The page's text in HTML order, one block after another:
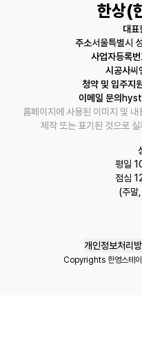
한상(
대표
주소서울특별시
사업자등록
시공사씨
청약 및 입주지
이메일 문의
홈페이지에 사용된 이미지 및
제작 또는 표기된 것으로
평일
점심
(주말
개인정보처리
Copyrights 한영스테